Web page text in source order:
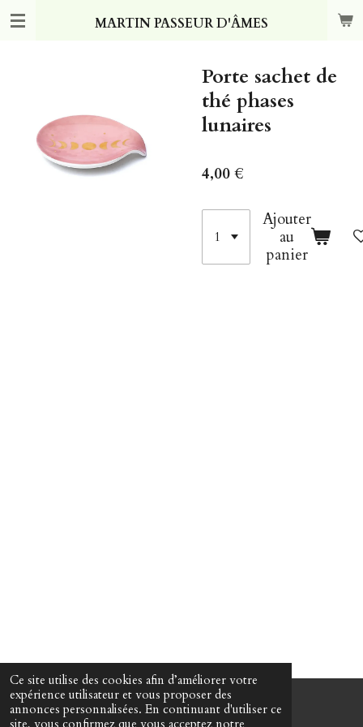
Ce site utilise des cookies afin d’améliorer votre
expérience utilisateur et vous proposer des
annonces personnalisées. En continuant d'utiliser ce
site, vous confirmez que vous acceptez notre
Passer
MARTIN PASSEUR D'ÂMES
Porte sachet de
thé phases
lunaires
4,00 €
Ajouter
au
panier
© 2022 - 2026 Martin Passeur d'âmes